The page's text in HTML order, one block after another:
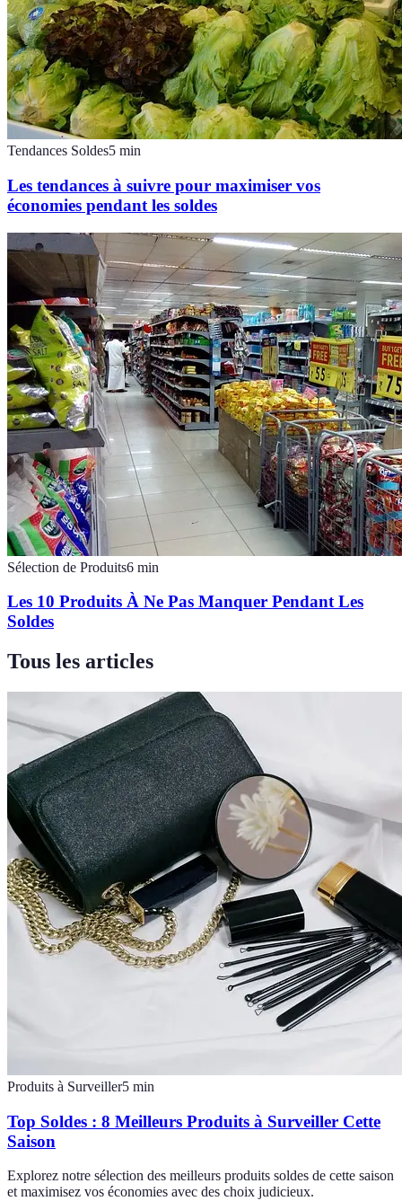
Tendances Soldes5 min
Les tendances à suivre pour maximiser vos
économies pendant les soldes
Sélection de Produits6 min
Les 10 Produits À Ne Pas Manquer Pendant Les
Soldes
Tous les articles
Produits à Surveiller5 min
Top Soldes : 8 Meilleurs Produits à Surveiller Cette
Saison
Explorez notre sélection des meilleurs produits soldes de cette saison
et maximisez vos économies avec des choix judicieux.